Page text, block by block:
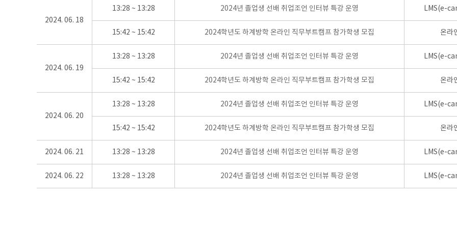
2024. 06. 18
13:28 ~ 13:28 2024년 졸업생 선배 취업조언 인터뷰 특강 운영 LMS(e-
15:42 ~ 15:42 2024학년도 하계방학 온라인 직무부트캠프 참가학생 모집 온라
2024. 06. 19
13:28 ~ 13:28 2024년 졸업생 선배 취업조언 인터뷰 특강 운영 LMS(e-
15:42 ~ 15:42 2024학년도 하계방학 온라인 직무부트캠프 참가학생 모집 온라
2024. 06. 20
13:28 ~ 13:28 2024년 졸업생 선배 취업조언 인터뷰 특강 운영 LMS(e-
15:42 ~ 15:42 2024학년도 하계방학 온라인 직무부트캠프 참가학생 모집 온라
2024. 06. 21 13:28 ~ 13:28 2024년 졸업생 선배 취업조언 인터뷰 특강 운영 LMS(e-
2024. 06. 22 13:28 ~ 13:28 2024년 졸업생 선배 취업조언 인터뷰 특강 운영 LMS(e-